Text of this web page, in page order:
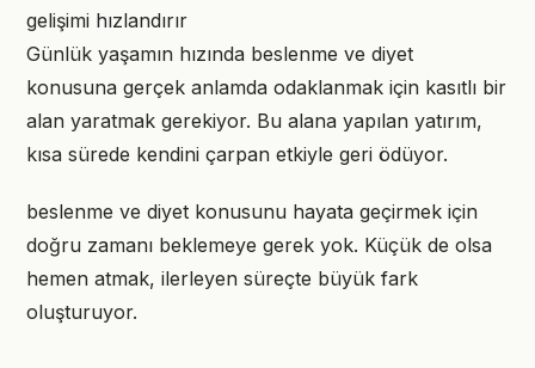
gelişimi hızlandırır
Günlük yaşamın hızında beslenme ve diyet
konusuna gerçek anlamda odaklanmak için kasıtlı bir
alan yaratmak gerekiyor. Bu alana yapılan yatırım,
kısa sürede kendini çarpan etkiyle geri ödüyor.
beslenme ve diyet konusunu hayata geçirmek için
doğru zamanı beklemeye gerek yok. Küçük de olsa
hemen atmak, ilerleyen süreçte büyük fark
oluşturuyor.